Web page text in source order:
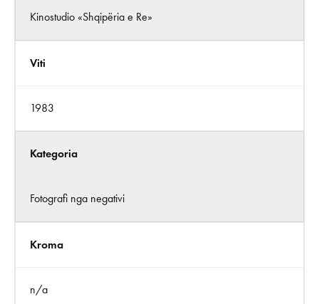
Kinostudio «Shqipëria e Re»
Viti
1983
Kategoria
Fotografi nga negativi
Kroma
n/a